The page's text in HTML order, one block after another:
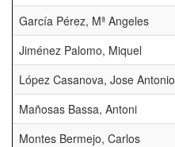
García Pérez, Mª Angeles
Jiménez Palomo, Miquel
López Casanova, Jose Antonio
Mañosas Bassa, Antoni
Montes Bermejo, Carlos